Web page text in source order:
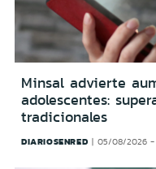
Minsal advierte
adolescentes:
tradicionales
DIARIOSENRED 05/08/2026 -